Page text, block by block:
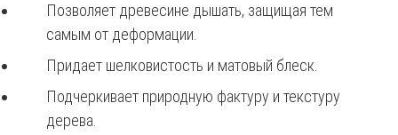
Позволяет древесине дышать, защищая тем
самым от деформации.
Придает шелковистость и матовый блеск.
Подчеркивает природную фактуру и текстуру
дерева.